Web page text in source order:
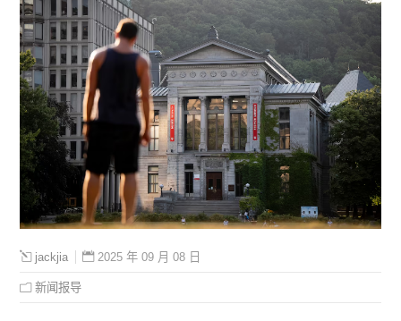
jackjia 2025 年 09 月 08 日
新闻报导